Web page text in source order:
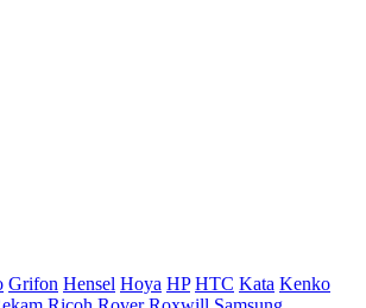
Grifon Hensel Hoya HP HTC Kata Kenko